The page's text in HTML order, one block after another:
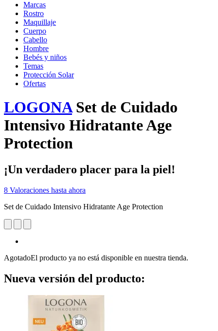
Marcas
Rostro
Maquillaje
Cuerpo
Cabello
Hombre
Bebés y niños
Temas
Protección Solar
Ofertas
LOGONASet de Cuidado
Intensivo Hidratante Age
Protection
¡Un verdadero placer para la piel!
8 Valoraciones hasta ahora
Set de Cuidado Intensivo Hidratante Age Protection
AgotadoEl producto ya no está disponible en nuestra tienda.
Nueva versión del producto: